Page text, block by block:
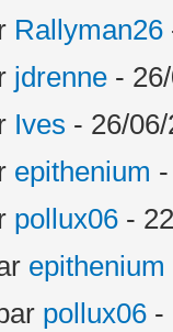
Rallyman26
jdrenne -
Ives - 26/
epithenium
pollux06 -
epithenium
pollux06 -